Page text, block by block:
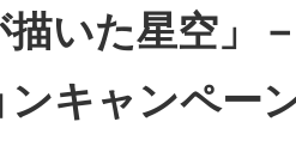
描いた星空」
ンキャンペー